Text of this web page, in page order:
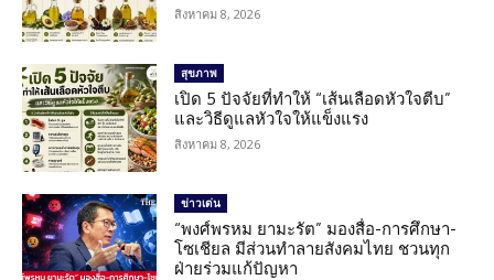
สิงหาคม 8, 2026
สุขภาพ
เปิด 5 ปัจจัยที่ทำให้ “เส้นเลือดหัวใจตีบ”
และวิธีดูแลหัวใจให้แข็งแรง
สิงหาคม 8, 2026
ข่าวเด่น
“พงศ์พรหม ยามะรัต” มองสื่อ-การศึกษา-
โซเชียล มีส่วนทำลายสังคมไทย ชวนทุก
ฝ่ายร่วมแก้ปัญหา